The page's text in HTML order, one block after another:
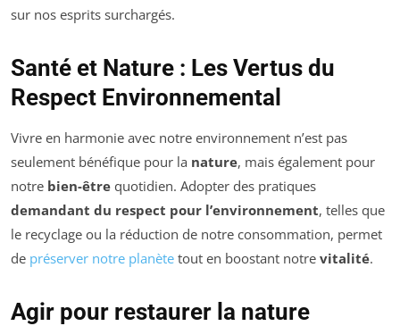
sur nos esprits surchargés.
Santé et Nature : Les Vertus du
Respect Environnemental
Vivre en harmonie avec notre environnement n’est pas
seulement bénéfique pour la nature, mais également pour
notre bien-être quotidien. Adopter des pratiques
demandant du respect pour l’environnement, telles que
le recyclage ou la réduction de notre consommation, permet
de préserver notre planète tout en boostant notre vitalité.
Agir pour restaurer la nature